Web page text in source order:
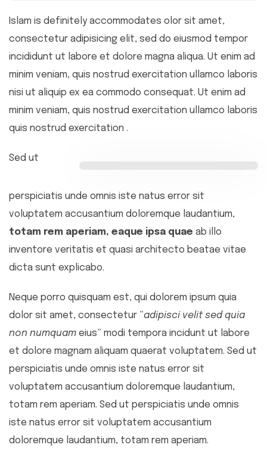
Islam is definitely accommodates olor sit amet,
consectetur adipisicing elit, sed do eiusmod tempor
incididunt ut labore et dolore magna aliqua. Ut enim ad
minim veniam, quis nostrud exercitation ullamco laboris
nisi ut aliquip ex ea commodo consequat. Ut enim ad
minim veniam, quis nostrud exercitation ullamco laboris
quis nostrud exercitation .
Sed ut
perspiciatis unde omnis iste natus error sit
voluptatem accusantium doloremque laudantium,
totam rem aperiam, eaque ipsa quae ab illo
inventore veritatis et quasi architecto beatae vitae
dicta sunt explicabo.
Neque porro quisquam est, qui dolorem ipsum quia
dolor sit amet, consectetur “adipisci velit sed quia
non numquam eius” modi tempora incidunt ut labore
et dolore magnam aliquam quaerat voluptatem. Sed ut
perspiciatis unde omnis iste natus error sit
voluptatem accusantium doloremque laudantium,
totam rem aperiam. Sed ut perspiciatis unde omnis
iste natus error sit voluptatem accusantium
doloremque laudantium, totam rem aperiam.